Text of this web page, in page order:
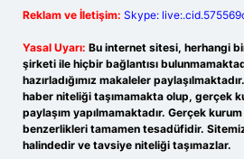
Reklam ve İletişim: Skype:
Yasal Uyarı: Bu internet sitesi, herhangi
şirketi ile hiçbir bağlantısı
hazırladığımız makaleler
haber niteliği taşımamakta olup, gerçek
paylaşım yapılmamaktadır. Gerçek
benzerlikleri tamamen tesadüfidir.
halindedir ve tavsiye niteliği taşımazlar.